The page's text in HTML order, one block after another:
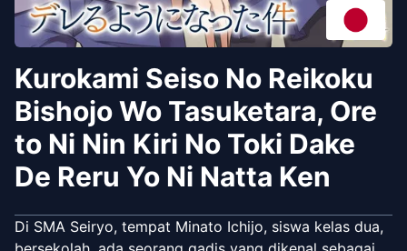
Kurokami Seiso No Reikoku
Bishojo Wo Tasuketara, Ore
to Ni Nin Kiri No Toki Dake
De Reru Yo Ni Natta Ken
Di SMA Seiryo, tempat Minato Ichijo, siswa kelas dua,